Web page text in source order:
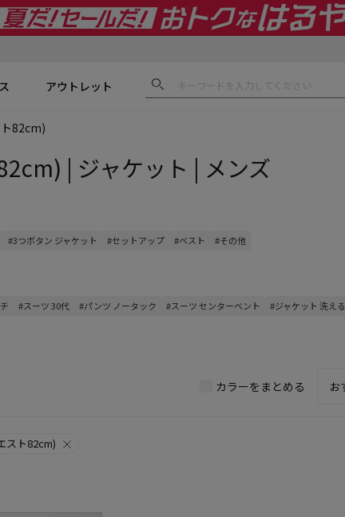
アウトレット
82cm)
| ジャケット | メンズ
#3つボタン ジャケット #セットアップ #ベスト #その他
#スーツ 30代 #パンツ ノータック #スーツ センターベント #ジャケット 洗える
カラーをまとめる
スト82cm)